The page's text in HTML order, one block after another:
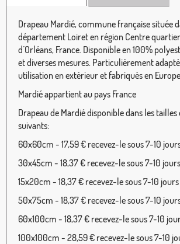
Drapeau Mardié, commune française située
département Loiret en région Centre
d´Orléans, France. Disponible en 100%
et diverses mesures. Particulièrement
utilisation en extérieur et fabriqués en
Mardié appartient au pays France
Drapeau de Mardié disponible dans les
suivants:
60x60cm - 17,59 € recevez-le sous 7-10
30x45cm - 18,37 € recevez-le sous 7-10 jours
15x20cm - 18,37 € recevez-le sous 7-10 jours
50x75cm - 18,37 € recevez-le sous 7-10
60x100cm - 18,37 € recevez-le sous 7-10
100x100cm - 28,59 € recevez-le sous 7-10